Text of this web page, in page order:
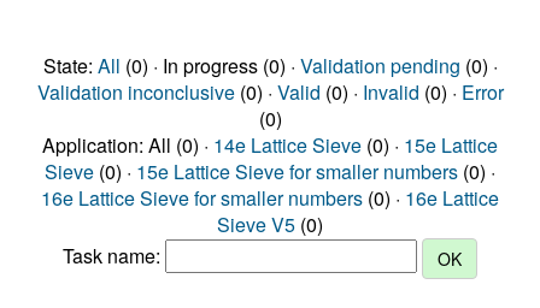
State: All (0) · In progress (0) · Validation pending (0) ·
Validation inconclusive(0) · Valid (0) · Invalid (0) · Error
(0)
Application: All (0) · 14e Lattice Sieve (0) · 15e Lattice
Sieve (0) · 15e Lattice Sieve for smaller numbers (0) ·
16e Lattice Sieve for smaller numbers (0) · 16e Lattice
Sieve V5 (0)
Task name: